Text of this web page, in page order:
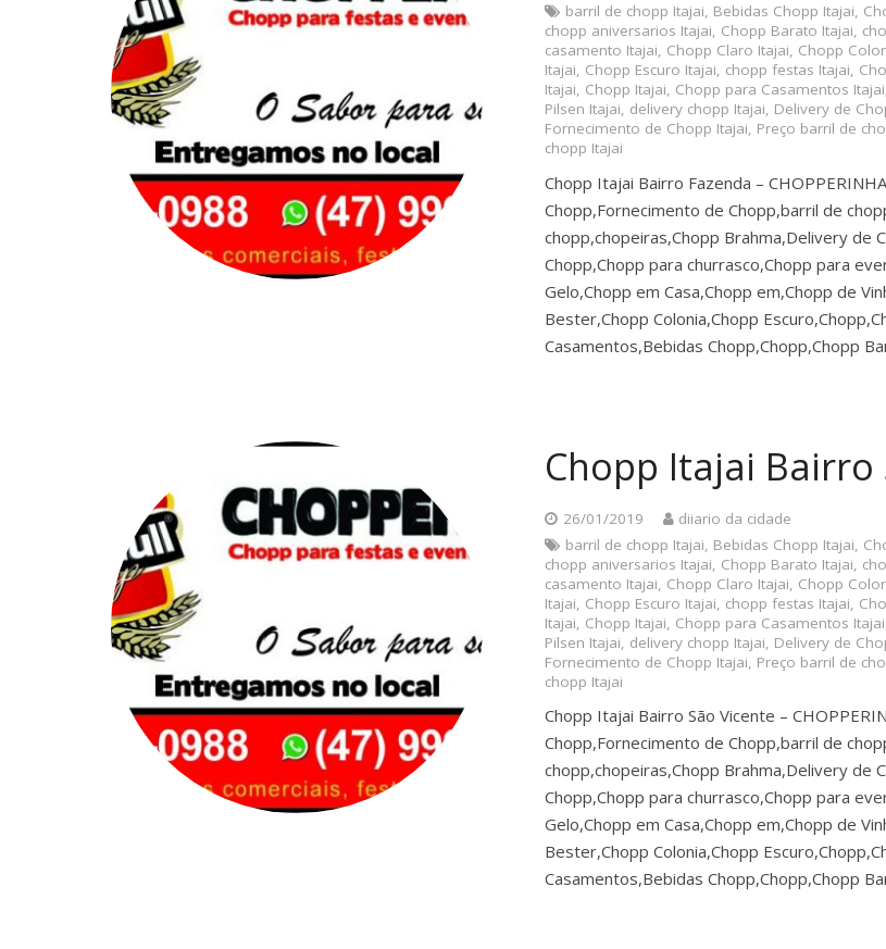
barril de chopp Itajai, Bebidas Chopp Itajai,
chopp aniversarios Itajai, Chopp Barato Itajai,
casamento Itajai, Chopp Claro Itajai, Chopp
Itajai, Chopp Escuro Itajai, chopp festas Itajai,
Itajai, Chopp Itajai, Chopp para Casamentos Itajai
Pilsen Itajai, delivery chopp Itajai, Delivery de
Fornecimento de Chopp Itajai, Preço barril de
chopp Itajai
Chopp Itajai Bairro Fazenda –
Chopp,Fornecimento de Chopp,barril de
chopp,chopeiras,Chopp Brahma,Delivery de
Chopp,Chopp para churrasco,Chopp para
Gelo,Chopp em Casa,Chopp em,Chopp de
Bester,Chopp Colonia,Chopp
Casamentos,Bebidas Chopp,Chopp,Chopp
Chopp Itajai Bairro
26/01/2019
diiario da cidade
barril de chopp Itajai Bebidas Chopp Itajai
chopp aniversarios Itajai Chopp Barato Itajai
casamento Itajai Chopp Claro Itajai Chopp
Itajai Chopp Escuro Itajai chopp festas Itajai
Itajai Chopp Itajai Chopp para Casamentos Itajai
Pilsen Itajai delivery chopp Itajai Delivery de
Fornecimento de Chopp Itajai Preço barril de
chopp Itajai
Chopp Itajai Bairro São Vicente –
Chopp,Fornecimento de Chopp,barril de
chopp,chopeiras,Chopp Brahma,Delivery de
Chopp,Chopp para churrasco,Chopp para
Gelo,Chopp em Casa,Chopp em,Chopp de
Bester,Chopp Colonia,Chopp
Casamentos,Bebidas Chopp,Chopp,Chopp